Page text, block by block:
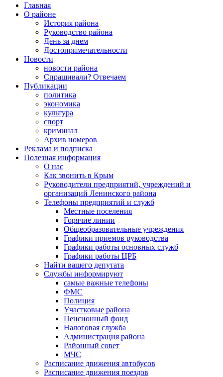
Главная
О районе
История района
Руководство района
День за днем
Достопримечательности
Новости
новости района
Спрашивали? Отвечаем
Публикации
политика
экономика
культура
спорт
криминал
Архив номеров
Реклама и подписка
Полезная информация
О нас
Как звонить в Крым
Руководители предприятий, учреждений и
организаций Ленинского района
Телефоны предприятий и служб
Местные поселения
Горячие линии
Общеобразовательные учреждения
Графики приемов руководства
Графики работы основных служб
Графики работы ЦРБ
Найти вашего депутата
Службы информируют
самые важные телефоны
ФМС
Полиция
Участковые района
Пенсионный фонд
Налоговая служба
Администрация района
Районный совет
МЧС
Расписание движения автобусов
Расписание движения поездов